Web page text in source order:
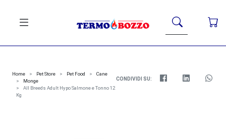
Home Pet Store Pet Food
Cane
Monge
All Breeds Adult Hypo Salmone e Tonno 12
Kg
CONDIVIDI SU: